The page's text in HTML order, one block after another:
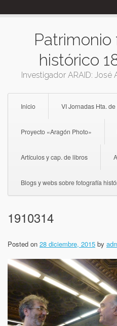
to
histórico
Investigador ARAID: José
Inicio VI Jornadas Hta.
Proyecto «Aragón Photo»
Artículos y cap. de libros
Blogs y webs sobre fotografía
1910314
Posted on 28 diciembre, 2015 by